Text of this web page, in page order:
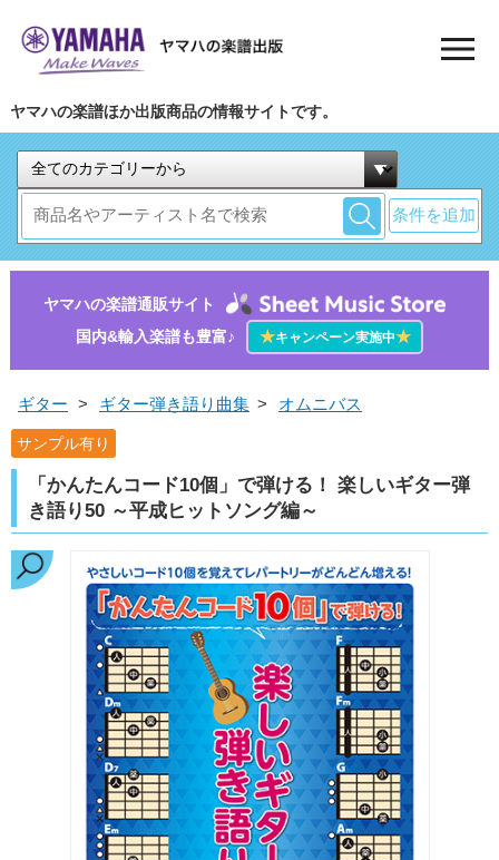
ヤマハの楽譜ほか出版商品の情報サイトです。
条件を追加
ヤマハの楽譜通販サイト
国内&輸入楽譜も豊富♪
★キャンペーン実施中★
ギター > ギター弾き語り曲集 > オムニバス
サンプル有り
「かんたんコード10個」で弾ける！ 楽しいギター弾
き語り50 ～平成ヒットソング編～